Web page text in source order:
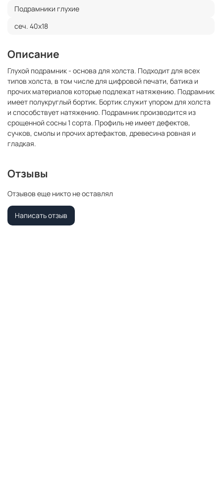
Подрамники глухие
сеч. 40х18
Описание
Глухой подрамник - основа для холста. Подходит для всех
типов холста, в том числе для цифровой печати, батика и
прочих материалов которые подлежат натяжению. Подрамник
имеет полукруглый бортик. Бортик служит упором для холста
и способствует натяжению. Подрамник производится из
срощенной сосны 1 сорта. Профиль не имеет дефектов,
сучков, смолы и прочих артефактов, древесина ровная и
гладкая.
Отзывы
Отзывов еще никто не оставлял
Написать отзыв